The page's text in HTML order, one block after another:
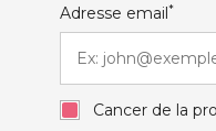
Adresse email*
Cancer de la